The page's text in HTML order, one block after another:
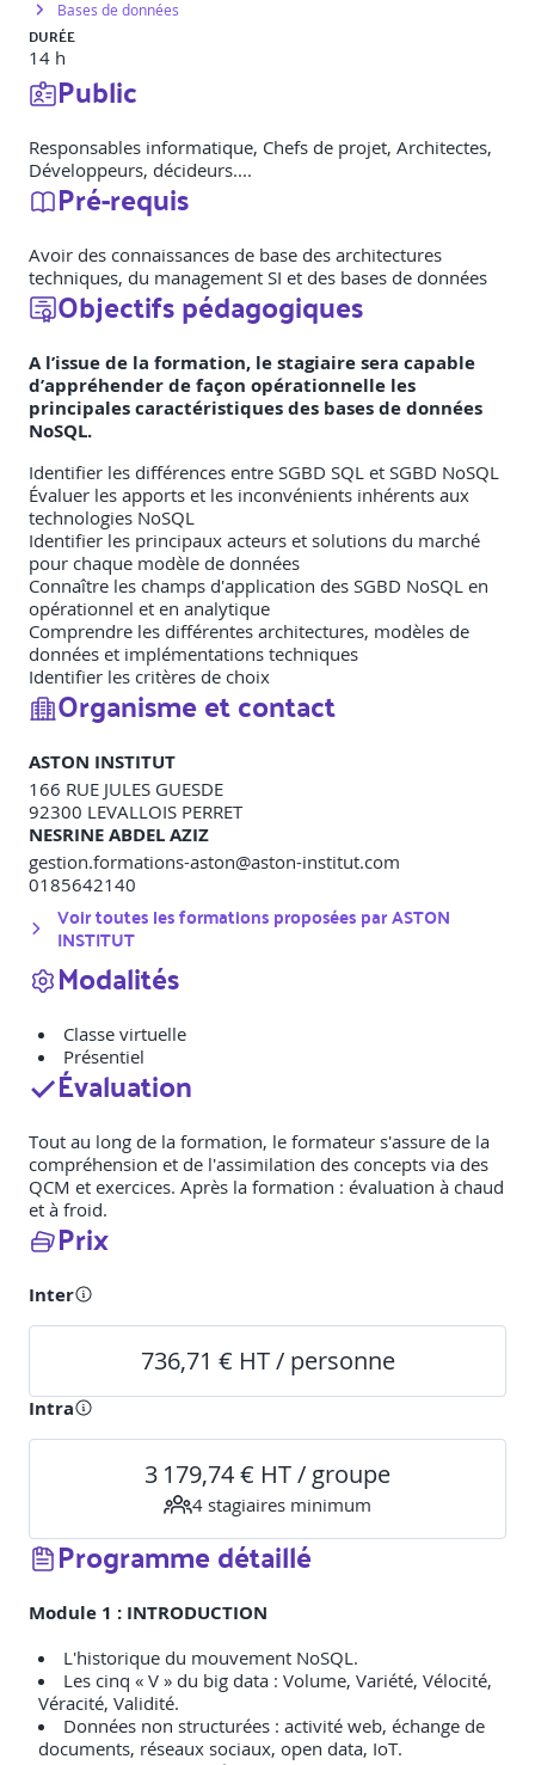
Bases de données
DURÉE
14 h
Public
Responsables informatique, Chefs de projet, Architectes,
Développeurs, décideurs....
Pré-requis
Avoir des connaissances de base des architectures
techniques, du management SI et des bases de données
Objectifs pédagogiques
A l’issue de la formation, le stagiaire sera capable
d’appréhender de façon opérationnelle les
principales caractéristiques des bases de données
NoSQL.
Identifier les différences entre SGBD SQL et SGBD NoSQL
Évaluer les apports et les inconvénients inhérents aux
technologies NoSQL
Identifier les principaux acteurs et solutions du marché
pour chaque modèle de données
Connaître les champs d'application des SGBD NoSQL en
opérationnel et en analytique
Comprendre les différentes architectures, modèles de
données et implémentations techniques
Identifier les critères de choix
Organisme et contact
ASTON INSTITUT
166 RUE JULES GUESDE
92300 LEVALLOIS PERRET
NESRINE ABDEL AZIZ
gestion.formations-aston@aston-institut.com
0185642140
Voir toutes les formations proposées parASTON
INSTITUT
Modalités
Classe virtuelle
Présentiel
Évaluation
Tout au long de la formation, le formateur s'assure de la
compréhension et de l'assimilation des concepts via des
QCM et exercices. Après la formation : évaluation à chaud
et à froid.
Prix
Inter
736,71 € HT / personne
Intra
3 179,74 € HT / groupe
4 stagiaires minimum
Programme détaillé
Module 1 : INTRODUCTION
L'historique du mouvement NoSQL.
Les cinq « V » du big data : Volume, Variété, Vélocité,
Véracité, Validité.
Données non structurées : activité web, échange de
documents, réseaux sociaux, open data, IoT.